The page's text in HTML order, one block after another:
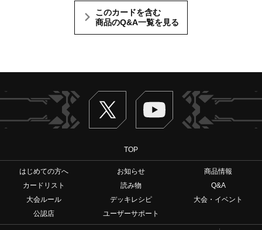
このカードを含む
商品のQ&A一覧を見る
Twitter ヴァンガードch
TOP
はじめての方へ お知らせ
商品情報
カードリスト
読み物
Q&A
大会ルール
デッキレシピ
大会・イベント
公認店
ユーザーサポート